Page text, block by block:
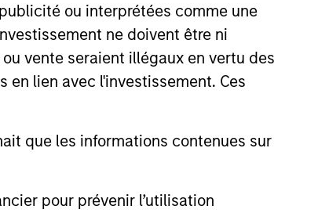
ou interprétées comme une
ne doivent être ni
vente seraient illégaux en vertu des
lien avec l'investissement. Ces
que les informations contenues sur
pour prévenir l’utilisation
real-time
platform, today
of a $475 million
$4.1 billion valuation.
include Eldridge,
Partners, IVP,